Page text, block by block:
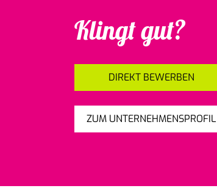
Klingt gut?
DIREKT BEWERBEN
ZUM UNTERNEHMENSPROFIL